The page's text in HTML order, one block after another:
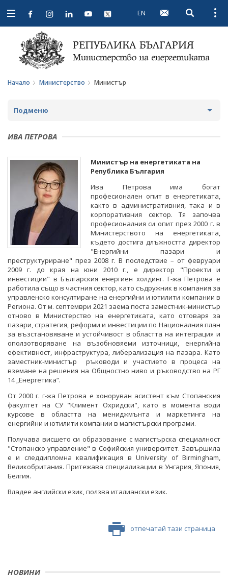
Open
navigation
EN Open
Начало Министерство Министър
НОВИНИ
Подменю
ЗА МИНИСТЕРСТВОТО
МИСИЯ И ЦЕЛИ
ИСТОРИЯ
СТРУКТУРА
ОДИТЕН КОМИТЕТ
ОТКРИТО УПРАВЛЕНИЕ
ЗАЩИТА НА ЛИЧНИТЕ ДАННИ
КАРИЕРИ
ОБЯВИ ЗА КОНКУРСИ
РЕЗУЛТАТИ ОТ КОНКУРСИТЕ
КОНКУРСИ ЗА ИЗБОР НА РЪКОВОДНИ ОРГАНИ НА
ЕНЕРГИЙНИТЕ ДРУЖЕСТВА
РЕЗУЛТАТИ ОТ КОНКУРСИ ЗА ИЗБОР НА РЪКОВОДНИ
ОРГАНИ НА ЕНЕРГИЙНИТЕ ДРУЖЕСТВА
СТУДЕНТСКИ СТАЖОВЕ В ДЪРЖАВНАТА
АДМИНИСТРАЦИЯ
МИНИСТЪР
ПОЛИТИЧЕСКИ КАБИНЕТ
НОРМАТИВНИ ДОКУМЕНТИ
ЗАКОНИ
ДИРЕКТИВИ И РЕГЛАМЕНТИ
НАРЕДБИ
ПОСТАНОВЛЕНИЯ
ПРАВИЛНИЦИ
ЗАПОВЕДИ И АКТОВЕ
ВРЪЗКИ
ИНСТИТУЦИИ
ВТОРОСТЕПЕННИ РАЗПОРЕДИТЕЛИ
ДРУЖЕСТВА С ДЪРЖАВНО УЧАСТИЕ
БИЗНЕС ОРГАНИЗАЦИИ
БГ ПРЕДСЕДАТЕЛСТВО НА СЪВЕТА НА ЕС
ИВА ПЕТРОВА
Министър на енергетиката на
Република България
Ива Петрова има богат
професионален опит в енергетиката,
както в административния, така и в
корпоративния сектор. Тя започва
професионалния си опит през 2000 г. в
Министерството на енергетиката,
където достига длъжността директор
"Енергийни пазари и
преструктуриране" през 2008 г. В последствие – от февруари
2009 г. до края на юни 2010 г., е директор "Проекти и
инвестиции" в Българския енергиен холдинг. Г-жа Петрова е
работила също в частния сектор, като съдружник в компания за
управленско консултиране на енергийни и ютилити компании в
Региона. От м. септември 2021 заема поста заместник-министър
отново в Министерство на енергетиката, като отговаря за
пазари, стратегия, реформи и инвестиции по Националния план
за възстановяване и устойчивост в областта на интеграция и
оползотворяване на възобновяеми източници, енергийна
ефективност, инфраструктура, либерализация на пазара. Като
заместник-министър ръководи и участието в процеса на
вземане на решения на Общностно ниво и ръководство на РГ
14 „Енергетика“.
От 2000 г. г-жа Петрова е хоноруван асистент към Стопанския
факултет на СУ "Климент Охридски", като в момента води
курсове в областта на мениджмънта и маркетинга на
енергийни и ютилити компании в магистърски програми.
Получава висшето си образование с магистърска специалност
"Стопанско управление" в Софийския университет. Завършила
е и следдипломна квалификация в University of Birmingham,
Великобритания. Притежава специализации в Унгария, Япония,
Белгия.
Владее английски език, ползва италиански език.
отпечатай тази страница